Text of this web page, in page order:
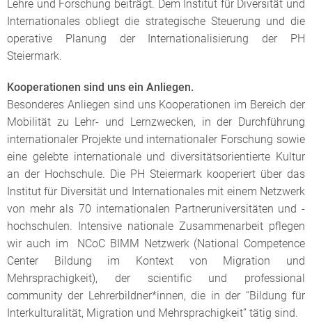
Lehre und Forschung beiträgt. Dem Institut für Diversität und
Internationales obliegt die strategische Steuerung und die
operative Planung der Internationalisierung der PH
Steiermark.
Kooperationen sind uns ein Anliegen.
Besonderes Anliegen sind uns Kooperationen im Bereich der
Mobilität zu Lehr- und Lernzwecken, in der Durchführung
internationaler Projekte und internationaler Forschung sowie
eine gelebte internationale und diversitätsorientierte Kultur
an der Hochschule. Die PH Steiermark kooperiert über das
Institut für Diversität und Internationales mit einem Netzwerk
von mehr als 70 internationalen Partneruniversitäten und -
hochschulen. Intensive nationale Zusammenarbeit pflegen
wir auch im NCoC BIMM Netzwerk (National Competence
Center Bildung im Kontext von Migration und
Mehrsprachigkeit), der scientific und professional
community der Lehrerbildner*innen, die in der “Bildung für
Interkulturalität, Migration und Mehrsprachigkeit” tätig sind.